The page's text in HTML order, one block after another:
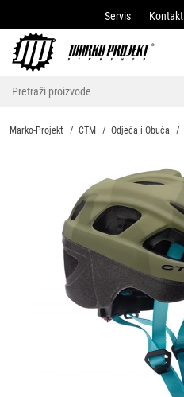
Servis Kontakt
Marko-Projekt CTM Odjeća i Obuća